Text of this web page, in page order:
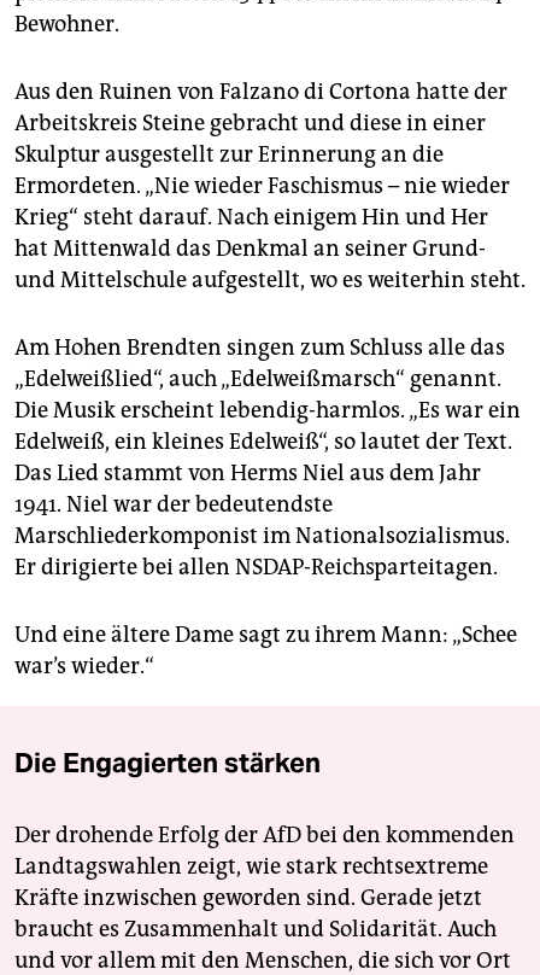
Bewohner.
Aus den Ruinen von Falzano di Cortona hatte der
Arbeitskreis Steine gebracht und diese in einer
Skulptur ausgestellt zur Erinnerung an die
Ermordeten. „Nie wieder Faschismus – nie wieder
Krieg“ steht darauf. Nach einigem Hin und Her
hat Mittenwald das Denkmal an seiner Grund-
und Mittelschule aufgestellt, wo es weiterhin steht.
Am Hohen Brendten singen zum Schluss alle das
„Edelweißlied“, auch „Edelweißmarsch“ genannt.
Die Musik erscheint lebendig-harmlos. „Es war ein
Edelweiß, ein kleines Edelweiß“, so lautet der Text.
Das Lied stammt von Herms Niel aus dem Jahr
1941. Niel war der bedeutendste
Marschliederkomponist im Nationalsozialismus.
Er dirigierte bei allen NSDAP-Reichsparteitagen.
Und eine ältere Dame sagt zu ihrem Mann: „Schee
war’s wieder.“
Die Engagierten stärken
Der drohende Erfolg der AfD bei den kommenden
Landtagswahlen zeigt, wie stark rechtsextreme
Kräfte inzwischen geworden sind. Gerade jetzt
braucht es Zusammenhalt und Solidarität. Auch
und vor allem mit den Menschen, die sich vor Ort